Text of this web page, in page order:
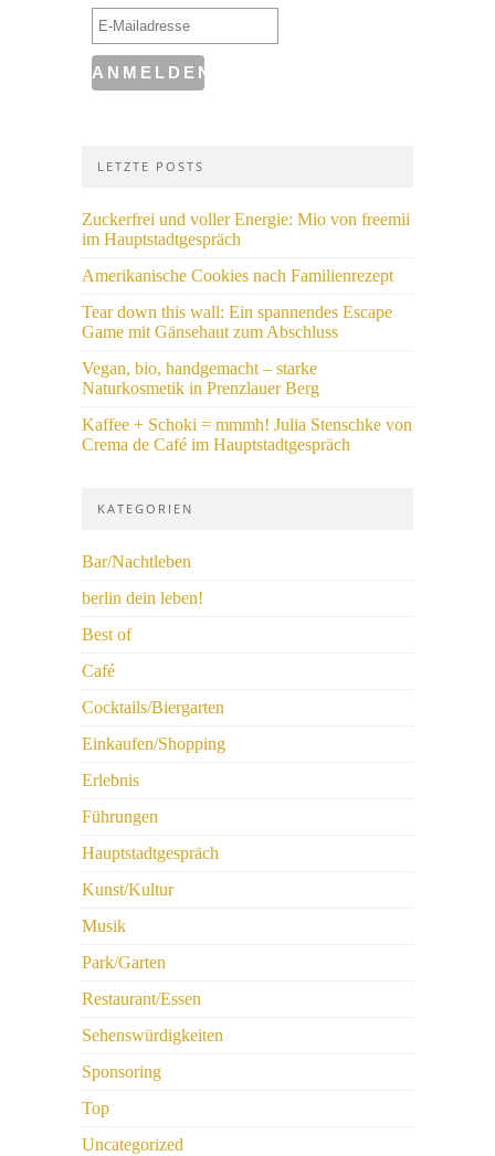
LETZTE POSTS
Zuckerfrei und voller Energie: Mio von freemii
im Hauptstadtgespräch
Amerikanische Cookies nach Familienrezept
Tear down this wall: Ein spannendes Escape
Game mit Gänsehaut zum Abschluss
Vegan, bio, handgemacht – starke
Naturkosmetik in Prenzlauer Berg
Kaffee + Schoki = mmmh! Julia Stenschke von
Crema de Café im Hauptstadtgespräch
KATEGORIEN
Bar/Nachtleben
berlin dein leben!
Best of
Café
Cocktails/Biergarten
Einkaufen/Shopping
Erlebnis
Führungen
Hauptstadtgespräch
Kunst/Kultur
Musik
Park/Garten
Restaurant/Essen
Sehenswürdigkeiten
Sponsoring
Top
Uncategorized